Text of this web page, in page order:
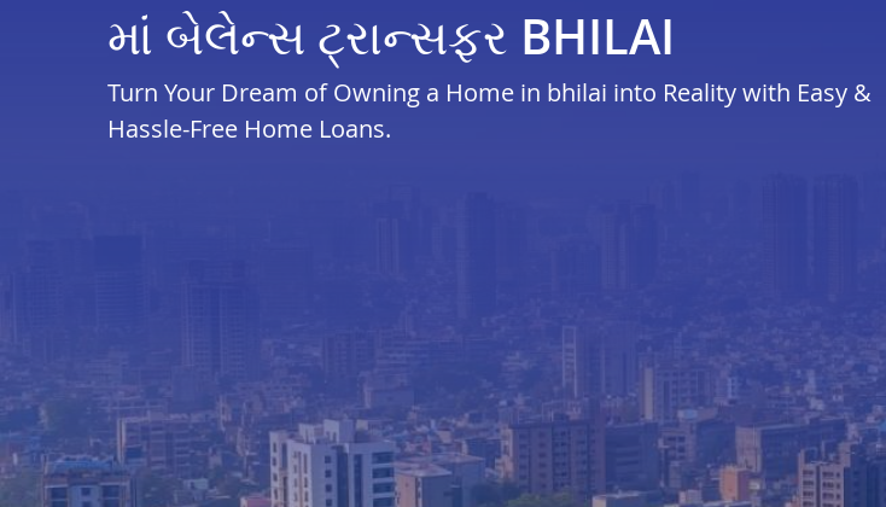
માં બેલેન્સ ટ્રાન્સફર BHILAI
Turn Your Dream of Owning a Home in bhilai into Reality with Easy &
Hassle-Free Home Loans.